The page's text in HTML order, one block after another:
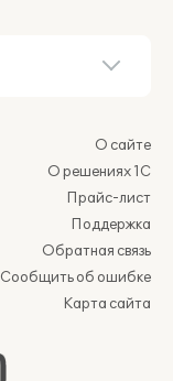
О сайте
О решениях 1С
Прайс-лист
Поддержка
Обратная связь
Сообщить об ошибке
Карта сайта